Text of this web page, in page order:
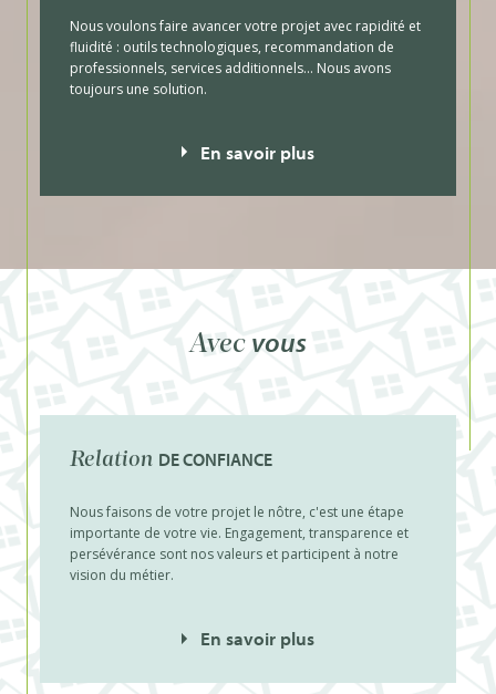
Nous voulons faire avancer votre projet avec rapidité et
fluidité : outils technologiques, recommandation de
professionnels, services additionnels… Nous avons
toujours une solution.
En savoir plus
Avec vous
Relation DE CONFIANCE
Nous faisons de votre projet le nôtre, c'est une étape
importante de votre vie. Engagement, transparence et
persévérance sont nos valeurs et participent à notre
vision du métier.
En savoir plus